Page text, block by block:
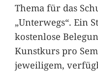
Thema für das
„Unterwegs“. Ein
kostenlose
Kunstkurs pro
jeweiligem,